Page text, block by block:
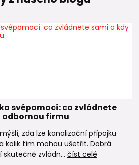
svépomocí: co zvládnete
odbornou firmu
zda lze kanalizační přípojku
kolik tím mohou ušetřit. Dobrá
zvládn... číst celé